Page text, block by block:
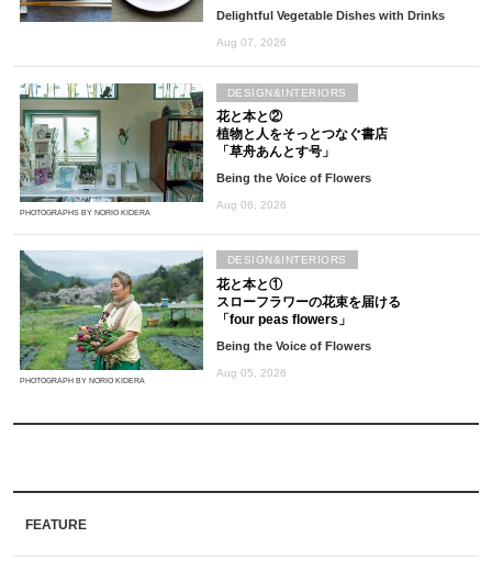
Delightful Vegetable Dishes with Drinks
Aug 07, 2026
PHOTOGRAPHS BY NORIO KIDERA
花と本と②
植物と人をそっとつなぐ書店
「草舟あんとす号」
Being the Voice of Flowers
Aug 06, 2026
DESIGN&INTERIORS
PHOTOGRAPH BY NORIO KIDERA
花と本と①
スローフラワーの花束を届ける
「four peas flowers」
Being the Voice of Flowers
Aug 05, 2026
DESIGN&INTERIORS
FEATURE